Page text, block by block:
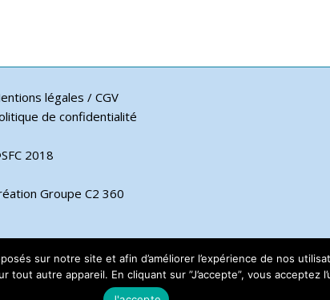
légales / CGV
de confidentialité
2018
Groupe C2 360
sur notre site et afin d’améliorer l’expérience de nos
autre appareil. En cliquant sur ”J’accepte”, vous acceptez